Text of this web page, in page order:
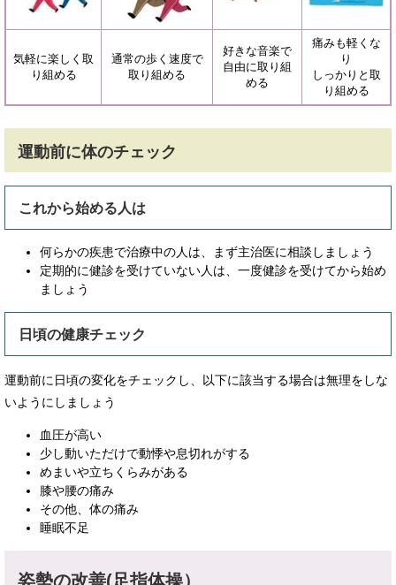
気軽に楽しく取
り組める
通常の歩く速度で
取り組める
好きな音楽で
自由に取り組
める
痛みも軽くな
り
しっかりと取
り組める
運動前に体のチェック
これから始める人は
何らかの疾患で治療中の人は、まず主治医に相談しましょう
定期的に健診を受けていない人は、一度健診を受けてから始め
ましょう
日頃の健康チェック
運動前に日頃の変化をチェックし、以下に該当する場合は無理をしな
いようにしましょう
血圧が高い
少し動いただけで動悸や息切れがする
めまいや立ちくらみがある
膝や腰の痛み
その他、体の痛み
睡眠不足
姿勢の改善(足指体操）